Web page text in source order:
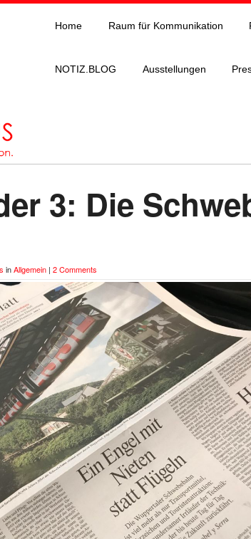
Home Raum für Kommunikation
NOTIZ.BLOG Ausstellungen
3: Die
inAllgemein | 2 Comments